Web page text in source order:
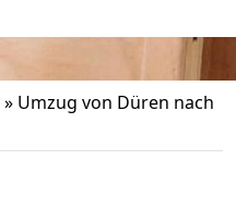
» Umzug von Düren nach